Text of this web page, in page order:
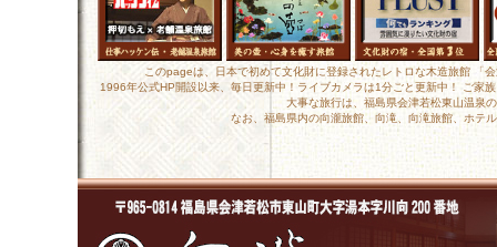
このpageは、日本で初めて文化財に登録されたレトロな木造旅館
1996年公式HP開設以来、毎日更新中！ライブカメラは1分ごと更新中！ ご家
大事な旅行は、福島県会津若松東山温泉
なお、福島県内の向瀧旅館、向滝、向滝旅館、ホテ